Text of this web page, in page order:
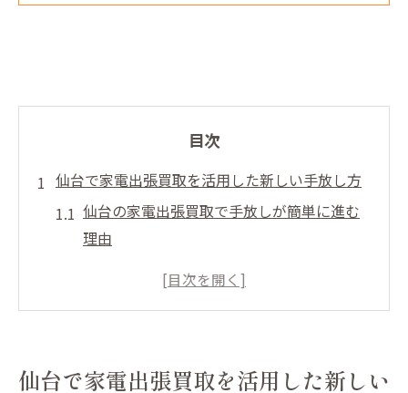
目次
仙台で家電出張買取を活用した新しい手放し方
仙台の家電出張買取で手放しが簡単に進む
理由
出張買取が仙台で家電処分を効率化するコ
方法
仙台で家電出張買取を活用した新しい